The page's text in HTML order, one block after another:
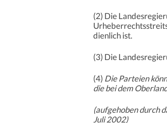
(2) Die
dienlich ist.
(3) Die
(4) Die Parteien
die bei dem
(aufgehoben durch
Juli 2002)